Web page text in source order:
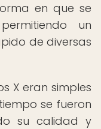
en que se
un
de diversas
X eran simples
se fueron
su calidad y